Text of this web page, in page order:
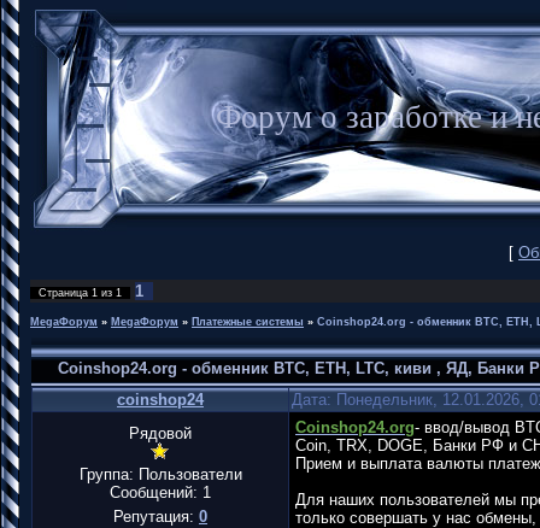
Форум о заработке
[
Страница 1 из 1 1
MegaФорум » MegaФорум » Платежные системы » Coinshop24.org - обменник BTC, ETH,
Coinshop24.org - обменник BTC, ETH, LTC, киви , ЯД, Банки
coinshop24
Дата: Понедельник, 12.01.2026,
Рядовой
Группа: Пользователи
Сообщений: 1
Репутация: 0
Coinshop24.org- ввод/вывод
Coin, TRX, DOGE, Банки РФ и
Прием и выплата валюты
Для наших пользователей мы
только совершать у нас